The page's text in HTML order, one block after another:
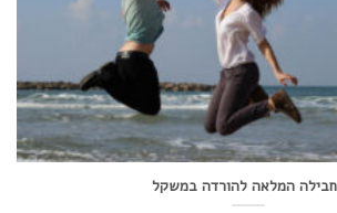
המלאה להורדה במשקל